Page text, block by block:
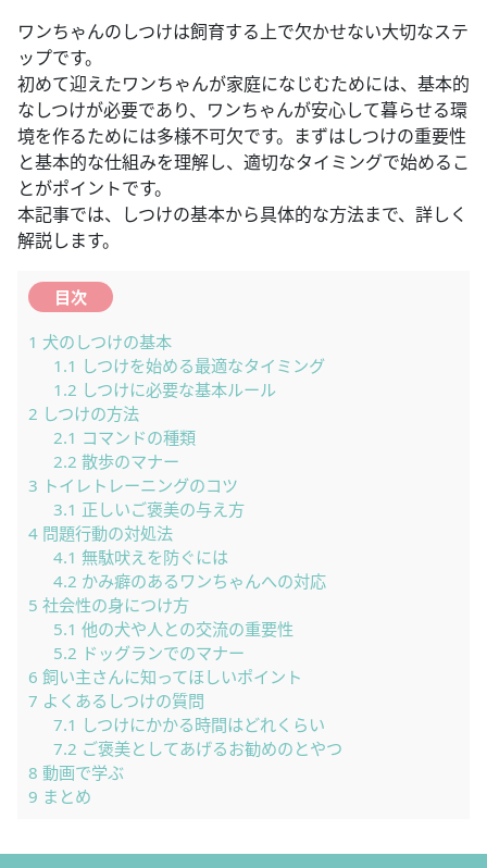
ワンちゃんのしつけは飼育する上で欠かせない大切なステ
ップです。
初めて迎えたワンちゃんが家庭になじむためには、基本的
なしつけが必要であり、ワンちゃんが安心して暮らせる環
境を作るためには多様不可欠です。まずはしつけの重要性
と基本的な仕組みを理解し、適切なタイミングで始めるこ
とがポイントです。
本記事では、しつけの基本から具体的な方法まで、詳しく
解説します。
目次
1 犬のしつけの基本
1.1 しつけを始める最適なタイミング
1.2 しつけに必要な基本ルール
2 しつけの方法
2.1 コマンドの種類
2.2 散歩のマナー
3 トイレトレーニングのコツ
3.1 正しいご褒美の与え方
4 問題行動の対処法
4.1 無駄吠えを防ぐには
4.2 かみ癖のあるワンちゃんへの対応
5 社会性の身につけ方
5.1 他の犬や人との交流の重要性
5.2 ドッグランでのマナー
6 飼い主さんに知ってほしいポイント
7 よくあるしつけの質問
7.1 しつけにかかる時間はどれくらい
7.2 ご褒美としてあげるお勧めのとやつ
8 動画で学ぶ
9 まとめ